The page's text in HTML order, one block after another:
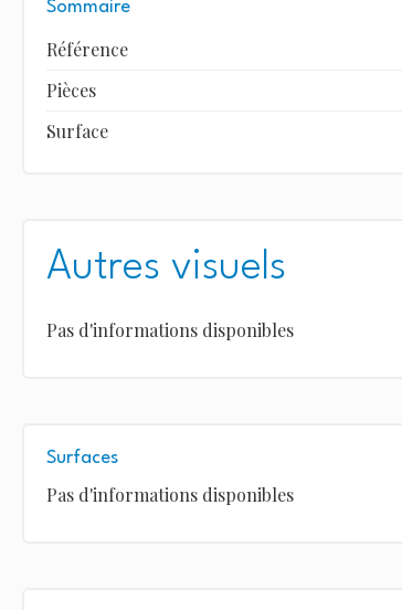
Sommaire
Référence
Pièces
Surface
Autres visuels
Pas d'informations disponibles
Surfaces
Pas d'informations disponibles